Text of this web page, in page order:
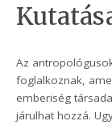
Az
foglalkoznak,
emberiség
járulhat hozzá.